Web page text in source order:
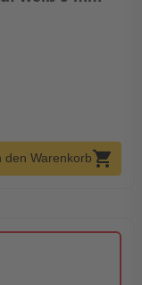
Menge
den Warenkorbshopping_cart